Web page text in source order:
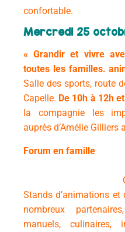
confortable.
Mercredi 25
« Grandir et vivre
toutes les familles.
Salle des sports, route
Capelle. De 10h à 12h
la compagnie les
auprès d’Amélie Gilliers
Forum
Stands d’animations et
nombreux
manuels, culinaires,